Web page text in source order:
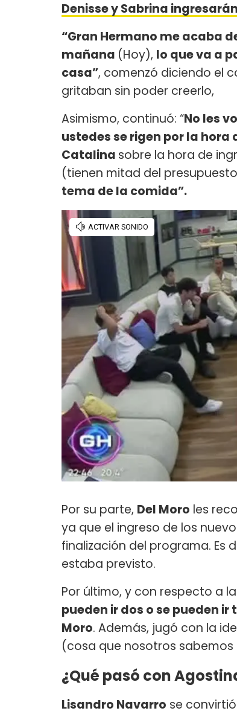
Denisse y Sabrina
“Gran Hermano me acaba
mañana (Hoy), lo que va a
casa”, comenzó diciendo el
gritaban sin poder creerlo,
Asimismo, continuó: “No les
ustedes se rigen por la hora
Catalina sobre la hora de
(tienen mitad del
tema de la comida”.
Por su parte, Del Moro les
ya que el ingreso de los
finalización del programa. Es
estaba previsto.
Por último, y con respecto a
pueden ir dos o se pueden ir
Moro. Además, jugó con la
(cosa que nosotros sabemos
¿Qué pasó con
Lisandro Navarro se